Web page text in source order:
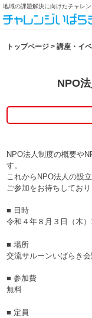
地域の課題解決に向けたチャレン
トップページ >講座・イ
NPO
NPO法人制度の概要や
す。
これからNPO法人の設
ご参加をお待ちしており
■ 日時
令和４年８月３日（木
■ 場所
交流サルーンいばらき
■ 参加費
無料
■ 定員